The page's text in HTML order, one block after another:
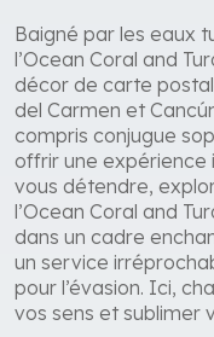
Baigné par les eaux
l’Ocean Coral and
décor de carte
del Carmen et
compris conjugue
offrir une expérience
vous détendre,
l’Ocean Coral and
dans un cadre
un service
pour l’évasion. Ici,
vos sens et sublimer